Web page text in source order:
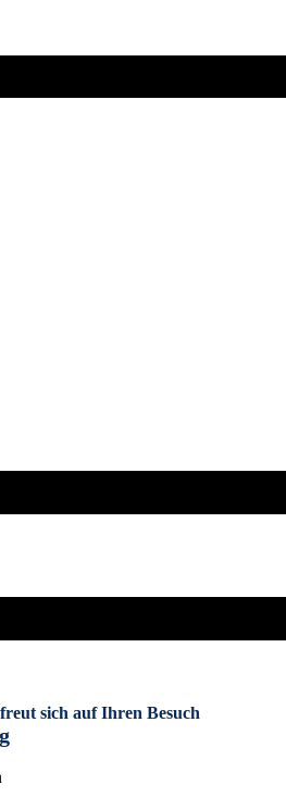
sich auf Ihren Besuch